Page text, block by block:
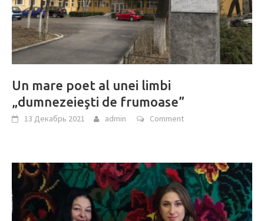
Un mare poet al unei limbi
„dumnezeieşti de frumoase”
13 Декабрь 2021 admin Comment